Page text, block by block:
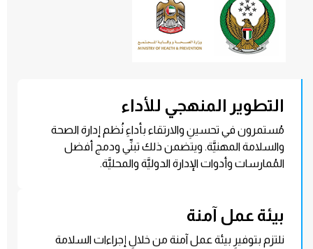
التطوير المنهجي للأداء
مُستمرون في تحسينِ والارتقاء بأداءِ نُظم إدارة الصحة
والسلامة المهنيَّة. ويتضمن ذلك تبنِّي ودمج أفضل
المُمارسات وأدوات الإدارة الدوليَّة والمحليَّة.
بيئة عمل آمنة
نلتزم بتوفيرِ بيئة عمل آمنة من خلالِ إجراءات السلامة